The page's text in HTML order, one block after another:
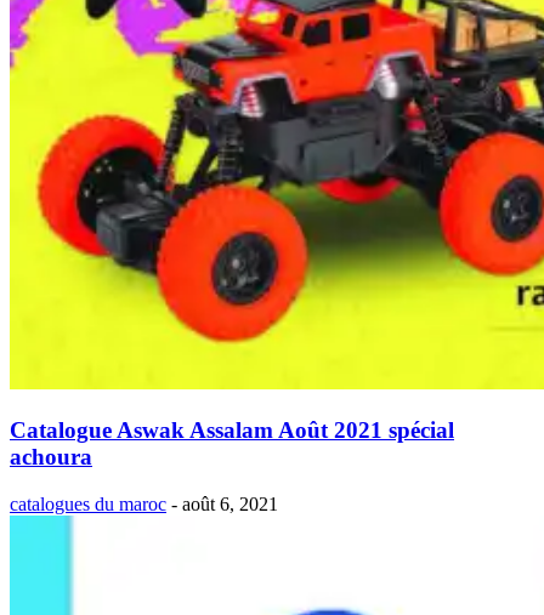
Catalogue Aswak Assalam Août 2021 spécial
achoura
catalogues du maroc - août 6, 2021